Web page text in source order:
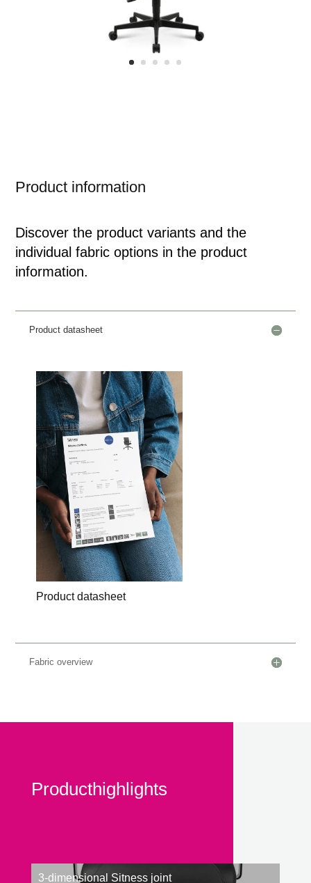
Product information
Discover the product variants and the
individual fabric options in the product
information.
Product datasheet
Product datasheet
Fabric overview
Producthighlights
3-dimensional Sitness joint